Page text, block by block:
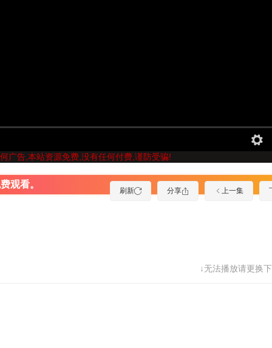
广告,本站资源免费,没有任何付费,谨防受骗!
刷新 分享 上一集
观看。
↓无法播放请更换